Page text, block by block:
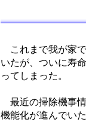
これまで我が家
いたが、ついに寿
ってしまった。
最近の掃除機事
機能化が進んでい